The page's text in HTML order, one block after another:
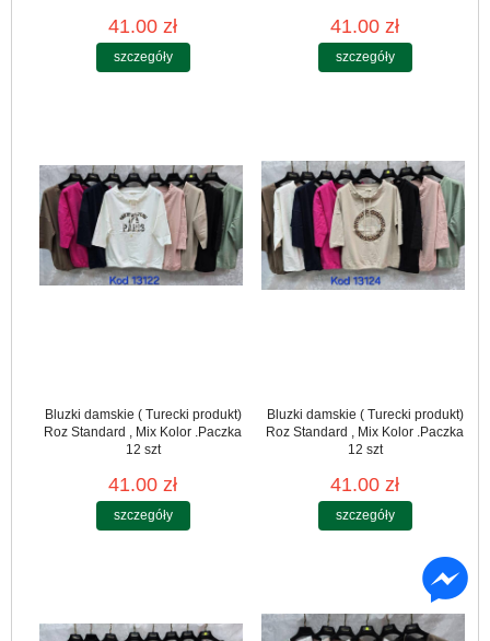
41.00 zł
szczegóły
41.00 zł
szczegóły
Bluzki damskie ( Turecki produkt)
Roz Standard , Mix Kolor .Paczka
12 szt
41.00 zł
szczegóły
Bluzki damskie ( Turecki produkt)
Roz Standard , Mix Kolor .Paczka
12 szt
41.00 zł
szczegóły